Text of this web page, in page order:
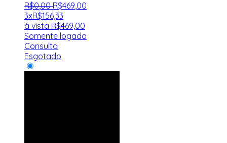
R$0,00 R$469,00
3xR$156,33
à vista R$469,00
Somente logado
Consulta
Esgotado